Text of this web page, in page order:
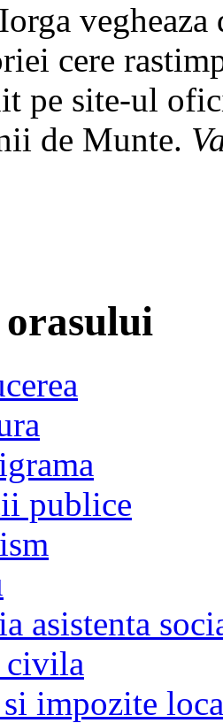
cere
pe site-ul
de Munte.
publice
asistenta
civila
impozite